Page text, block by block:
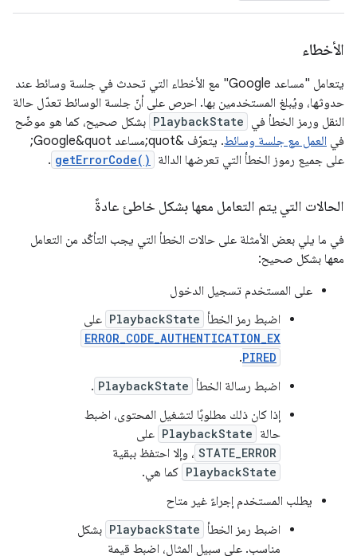
الأخطاء
يتعامل "مساعد Google" مع الأخطاء التي تحدث في جلسة وسائط عند
حدوثها، ويُبلغ المستخدمين بها. احرص على أنّ جلسة الوسائط تعدّل حالة
النقل ورمز الخطأ في PlaybackState بشكل صحيح، كما هو موضّح
في العمل مع جلسة وسائط
. يتعرّف &quot;مساعد Google&quot;
على جميع رموز الخطأ التي تعرضها الدالة
getErrorCode()
.
الحالات التي يتم التعامل معها بشكل خاطئ عادةً
في ما يلي بعض الأمثلة على حالات الخطأ التي يجب التأكّد من التعامل
معها بشكل صحيح:
على المستخدم تسجيل الدخول
اضبط رمز الخطأ PlaybackState على
ERROR_CODE_AUTHENTICATION_EX
PIRED
.
اضبط رسالة الخطأ PlaybackState
.
إذا كان ذلك مطلوبًا لتشغيل المحتوى، اضبط
حالة PlaybackState على
STATE_ERROR ، وإلا احتفظ ببقية
PlaybackState كما هي.
يطلب المستخدم إجراءً غير متاح
اضبط رمز الخطأ PlaybackState بشكل
مناسب. على سبيل المثال، اضبط قيمة